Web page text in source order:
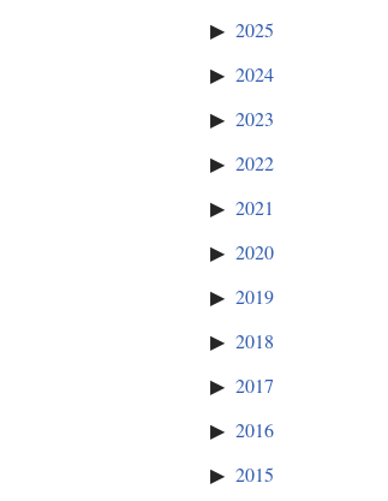
2025
2024
2023
2022
2021
2020
2019
2018
2017
2016
2015